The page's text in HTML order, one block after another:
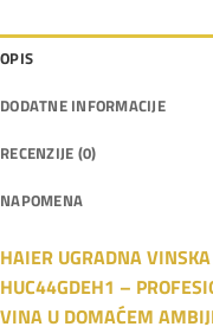
OPIS
DODATNE INFORMACIJE
RECENZIJE (0)
NAPOMENA
HAIER UGRADNA
HUC44GDEH1 –
VINA U DOMAĆEM